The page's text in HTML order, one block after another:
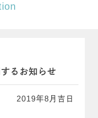
るお知らせ
2019年8月吉日